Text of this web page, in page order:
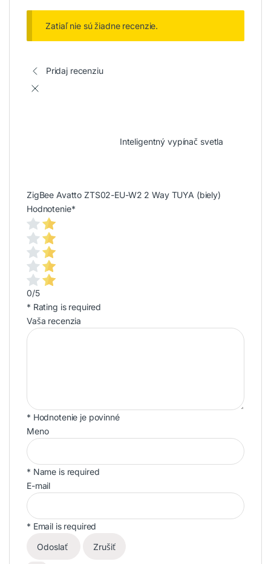
Zatiaľ nie sú žiadne recenzie.
Pridaj recenziu
Inteligentný vypínač svetla
ZigBee Avatto ZTS02-EU-W2 2 Way TUYA (biely)
Hodnotenie*
0/5
* Rating is required
Vaša recenzia
* Hodnotenie je povinné
Meno
* Name is required
E-mail
* Email is required
Odoslať
Zrušiť